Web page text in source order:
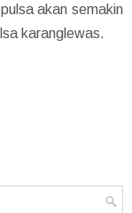
akan semakin
karanglewas.